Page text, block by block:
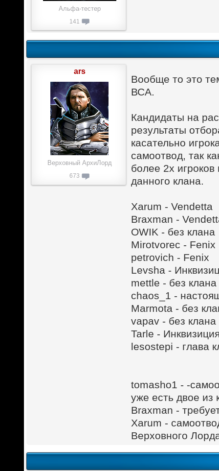
Альфа-тестер
141
Вообще то это
ВСА.
Кандидаты на
результаты
касательно
самоотвод, так
более 2х
данного клана.
Xarum - Vendetta
Braxman -
OWIK - без клана
Mirotvorec - Fenix
petrovich - Fenix
Levsha -
mettle - без клана
chaos_1 -
Marmota - без
vapav - без клана
Tarle -
lesostepi - глава
tomasho1 - -
уже есть двое из
Braxman -
Xarum -
Верховного
ars
Верховный АрхиЛорд
673